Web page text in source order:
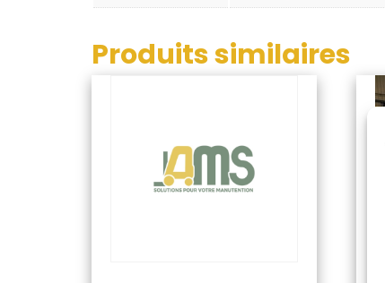
Produits similaires